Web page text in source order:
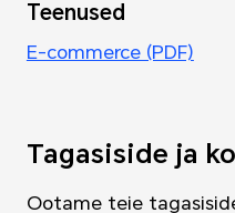
Teenused
E-commerce (PDF)
Tagasiside ja
Ootame teie